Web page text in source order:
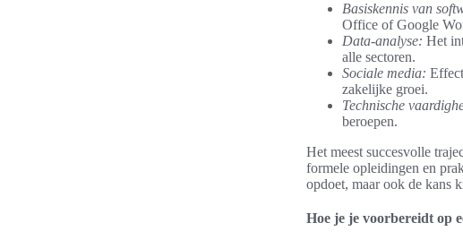
Basiskennis van
Office of Google
Data-analyse: Het
alle sectoren.
Sociale media:
zakelijke groei.
Technische
beroepen.
Het meest succesvolle
formele opleidingen en
opdoet, maar ook de kans
Hoe je je voorbereidt op